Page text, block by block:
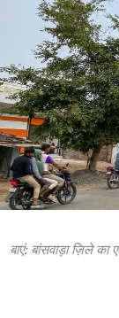
बाएं: बांसवाड़ा ज़िले